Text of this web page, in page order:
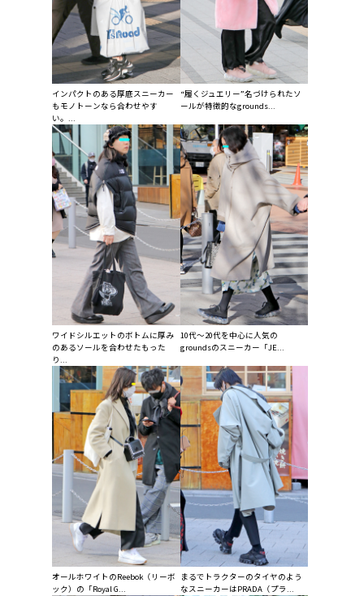
インパクトのある厚底スニーカー
もモノトーンなら合わせやす
い。...
“履くジュエリー”名づけられたソ
ールが特徴的なgrounds...
ワイドシルエットのボトムに厚み
のあるソールを合わせたもった
り...
10代〜20代を中心に人気の
groundsのスニーカー「JE...
オールホワイトのReebok（リーボ
ック）の「Royal G...
まるでトラクターのタイヤのよう
なスニーカーはPRADA（プラ...